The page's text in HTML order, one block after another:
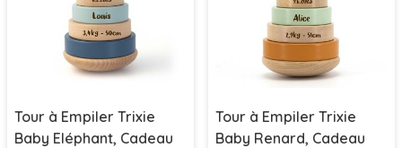
Tour à Empiler Trixie
Baby Eléphant, Cadeau
Tour à Empiler Trixie
Baby Renard, Cadeau